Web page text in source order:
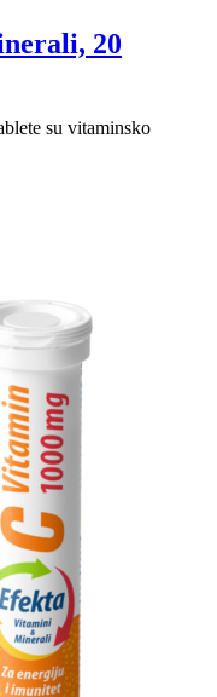
20
su vitaminsko